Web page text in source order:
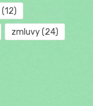
(12)
zmluvy(24)